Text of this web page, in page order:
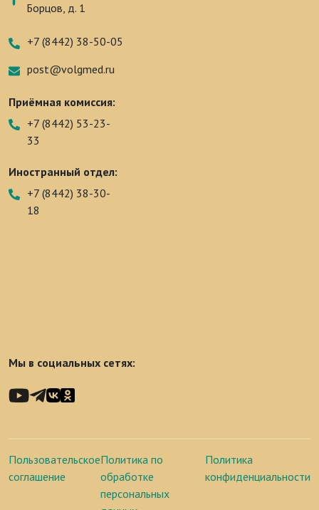
Борцов, д. 1
+7 (8442) 38-50-05
post@volgmed.ru
Приёмная комиссия:
+7 (8442) 53-23-
33
Иностранный отдел:
+7 (8442) 38-30-
18
Мы в социальных сетях:
Пользовательское
соглашение
Политика по
обработке
персональных
Политика
конфиденциальности